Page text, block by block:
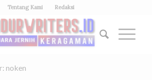
Tentang Kami Redaksi
noken